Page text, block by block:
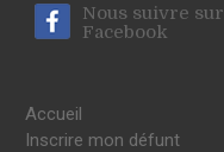
Nous suivre sur
Facebook
Accueil
Inscrire mon défunt